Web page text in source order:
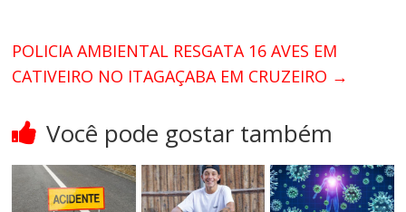
POLICIA AMBIENTAL RESGATA 16 AVES EM
CATIVEIRO NO ITAGAÇABA EM CRUZEIRO →
Você pode gostar também